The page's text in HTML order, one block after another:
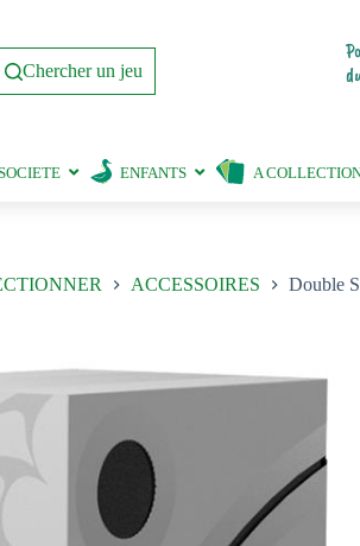
Chercher un jeu
ENFANTS A
ACCESSOIRES Double